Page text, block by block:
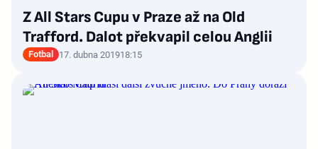
Z All Stars Cupu v Praze až na Old
Trafford. Dalot překvapil celou Anglii
Fotbal 17. dubna 201918:15